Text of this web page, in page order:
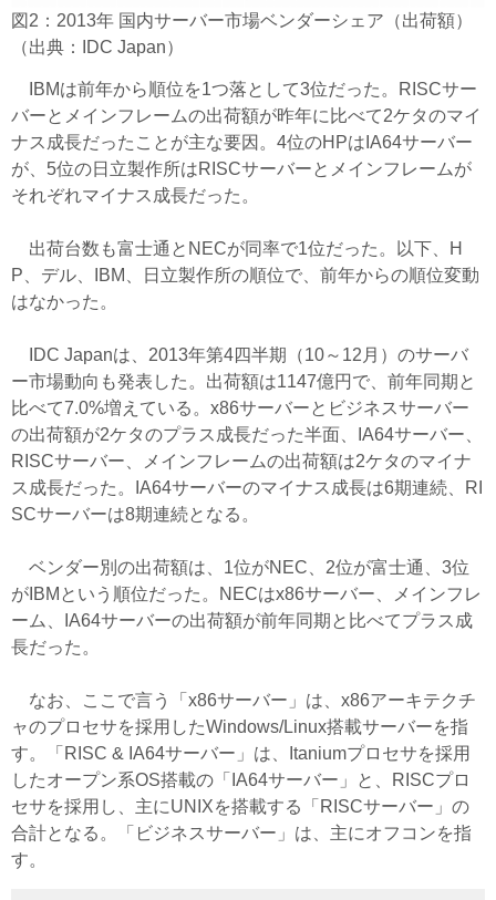
図2：2013年 国内サーバー市場ベンダーシェア（出荷額）
（出典：IDC Japan）
IBMは前年から順位を1つ落として3位だった。RISCサー
バーとメインフレームの出荷額が昨年に比べて2ケタのマイ
ナス成長だったことが主な要因。4位のHPはIA64サーバー
が、5位の日立製作所はRISCサーバーとメインフレームが
それぞれマイナス成長だった。
出荷台数も富士通とNECが同率で1位だった。以下、H
P、デル、IBM、日立製作所の順位で、前年からの順位変動
はなかった。
IDC Japanは、2013年第4四半期（10～12月）のサーバ
ー市場動向も発表した。出荷額は1147億円で、前年同期と
比べて7.0%増えている。x86サーバーとビジネスサーバー
の出荷額が2ケタのプラス成長だった半面、IA64サーバー、
RISCサーバー、メインフレームの出荷額は2ケタのマイナ
ス成長だった。IA64サーバーのマイナス成長は6期連続、RI
SCサーバーは8期連続となる。
ベンダー別の出荷額は、1位がNEC、2位が富士通、3位
がIBMという順位だった。NECはx86サーバー、メインフレ
ーム、IA64サーバーの出荷額が前年同期と比べてプラス成
長だった。
なお、ここで言う「x86サーバー」は、x86アーキテクチ
ャのプロセサを採用したWindows/Linux搭載サーバーを指
す。「RISC & IA64サーバー」は、Itaniumプロセサを採用
したオープン系OS搭載の「IA64サーバー」と、RISCプロ
セサを採用し、主にUNIXを搭載する「RISCサーバー」の
合計となる。「ビジネスサーバー」は、主にオフコンを指
す。